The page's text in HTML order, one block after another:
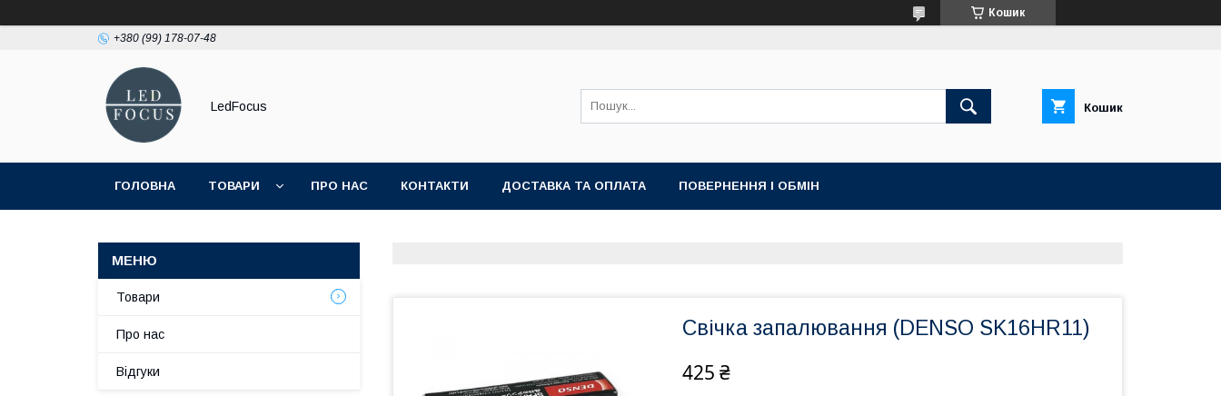
Кошик
+380 (99) 178-07-48
LedFocus Кошик
ГОЛОВНА ТОВАРИ ПРО НАС КОНТАКТИ ДОСТАВКА ТА ОПЛАТА ПОВЕРНЕННЯ І ОБМІН
Свічка запалювання (DENSO SK16HR11)
425 ₴
Товари
Про нас
Відгуки